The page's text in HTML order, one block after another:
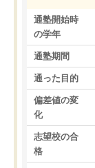
通塾開始時
の学年
通塾期間
通った目的
偏差値の変
化
志望校の合
格